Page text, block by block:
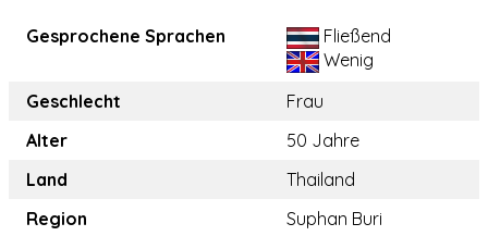
Gesprochene Sprachen
Fließend
Wenig
Geschlecht
Frau
Alter
50 Jahre
Land
Thailand
Region
Suphan Buri